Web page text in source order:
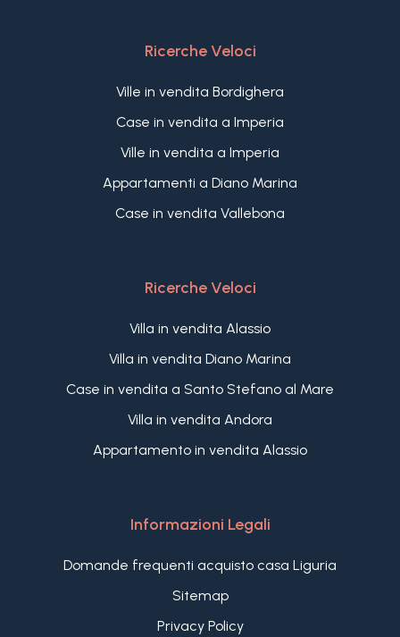
Ricerche Veloci
Ville in vendita Bordighera
Case in vendita a Imperia
Ville in vendita a Imperia
Appartamenti a Diano Marina
Case in vendita Vallebona
Ricerche Veloci
Villa in vendita Alassio
Villa in vendita Diano Marina
Case in vendita a Santo Stefano al Mare
Villa in vendita Andora
Appartamento in vendita Alassio
Informazioni Legali
Domande frequenti acquisto casa Liguria
Sitemap
Privacy Policy